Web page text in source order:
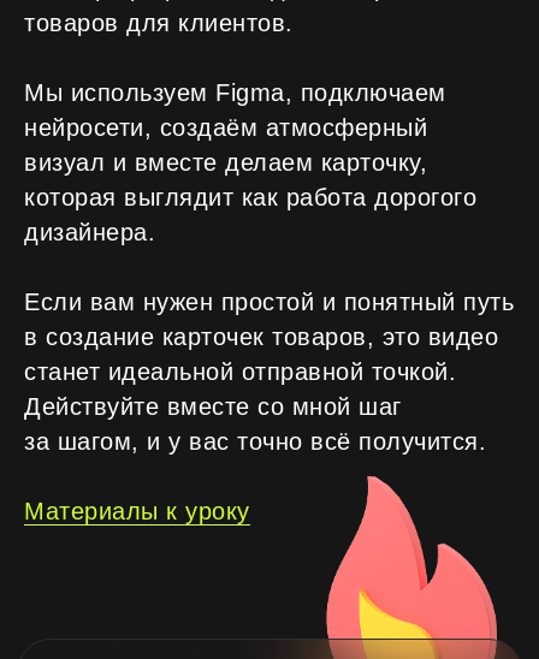
товаров для клиентов.
Мы используем Figma, подключаем
нейросети, создаём атмосферный
визуал и вместе делаем карточку,
которая выглядит как работа дорогого
дизайнера.
Если вам нужен простой и понятный путь
в создание карточек товаров, это видео
станет идеальной отправной точкой.
Действуйте вместе со мной шаг
за шагом, и у вас точно всё получится.
Материалы к уроку
На главную
всех деталях курса, условиях
обучения и поможет принять решение,
Я согласен с политикой
конфиденциальности
Оставить заявку